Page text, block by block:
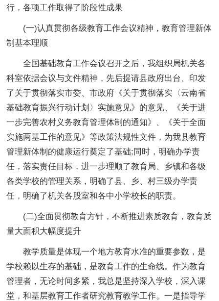
行，各项工作取得了阶段性成果
(一)认真贯彻各级教育工作会议精神，教育管理新体
制基本理顺
全国基础教育工作会议召开之后，我组织局机关各
科室依据会议与文件精神，先后提请县政府出台、印发
了关于贯彻落实市委、市政府《关于贯彻落实〈云南省
基础教育振兴行动计划〉实施意见》的意见、《关于进
一步完善农村义务教育管理体制的通知》、《关于全面
实施两基工作的意见》等政策法规性文件，为我县教育
管理新体制的健康运行奠定了基础;同时，明确办学责
任，落实责任目标，进一步理顺了教育局、乡镇和各级
各类学校的管理关系，明确了县、乡、村三级办学责
任，明确了机关各股室和各中小学校长的职责。
(二)全面贯彻教育方针，不断推进素质教育，教育质
量大面积大幅度提升
教学质量是体现一个地方教育水准的重要参数，是
学校赖以生存的基础，是教育工作的生命线。作为教育
管理者，无论时间多紧，我总是坚持深入学校，深入课
堂，和基层教育工作者研究教育教学工作。一是指导学